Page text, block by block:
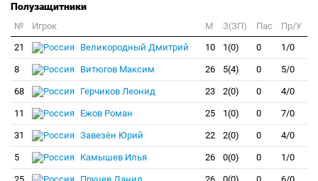
Полузащитники
№ Игрок M З(ЗП) Пас
Пр/У
21
Великородный Дмитрий 10 1(0) 0 1/0
8 Витюгов Максим 26 5(4) 0 5/0
68 Герчиков Леонид 23 2(0) 0 4/0
11 Ежов Роман 25 1(0) 0 7/0
31 Завезён Юрий 22 2(0) 0 4/0
5 Камышев Илья 26 0(0) 0 1/0